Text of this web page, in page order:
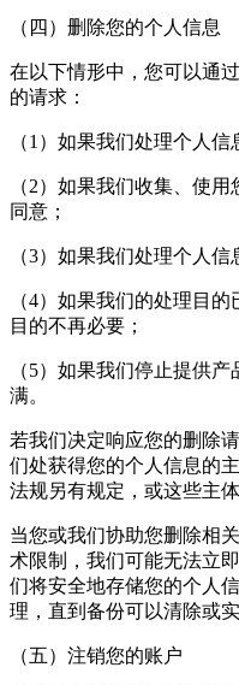
（四）删除您的个人信息
在以下情形中，您可以通
的请求：
（1）如果我们处理个人
（2）如果我们收集、使
同意；
（3）如果我们处理个人
（4）如果我们的处理目
目的不再必要；
（5）如果我们停止提供
满。
若我们决定响应您的删除
们处获得您的个人信息的
法规另有规定，或这些主
当您或我们协助您删除相
术限制，我们可能无法立
们将安全地存储您的个人
理，直到备份可以清除或实
（五）注销您的账户